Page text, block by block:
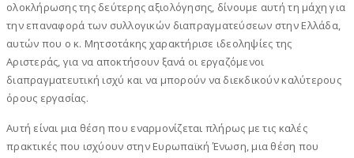
ολοκλήρωσης της δεύτερης αξιολόγησης, δίνουμε αυτή τη μάχη για
την επαναφορά των συλλογικών διαπραγματεύσεων στην Ελλάδα,
αυτών που ο κ. Μητσοτάκης χαρακτήρισε ιδεοληψίες της
Αριστεράς, για να αποκτήσουν ξανά οι εργαζόμενοι
διαπραγματευτική ισχύ και να μπορούν να διεκδικούν καλύτερους
όρους εργασίας.
Αυτή είναι μια θέση που εναρμονίζεται πλήρως με τις καλές
πρακτικές που ισχύουν στην Ευρωπαϊκή Ένωση, μια θέση που